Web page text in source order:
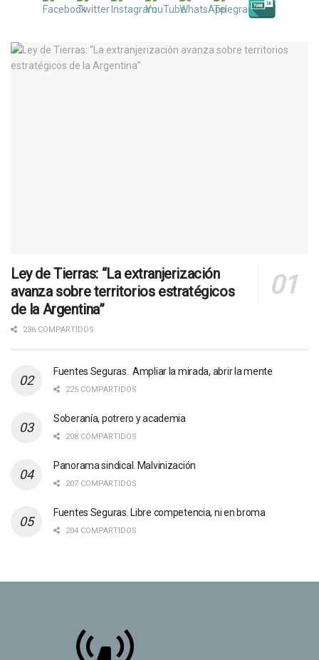
Ley de Tierras: “La extranjerización
avanza sobre territorios estratégicos
de la Argentina”
236 COMPARTIDOS
Fuentes Seguras. Ampliar la mirada, abrir la mente
225 COMPARTIDOS
Soberanía, potrero y academia
208 COMPARTIDOS
Panorama sindical. Malvinización
207 COMPARTIDOS
Fuentes Seguras. Libre competencia, ni en broma
204 COMPARTIDOS